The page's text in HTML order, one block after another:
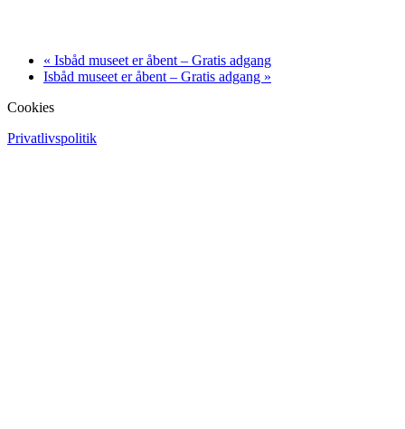
« Isbåd museet er åbent – Gratis adgang
Isbåd museet er åbent – Gratis adgang »
Cookies
Privatlivspolitik